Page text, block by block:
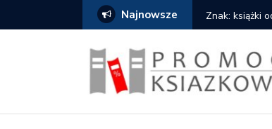
Najnowsze Znak: książki